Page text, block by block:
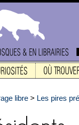
libre > Les pires